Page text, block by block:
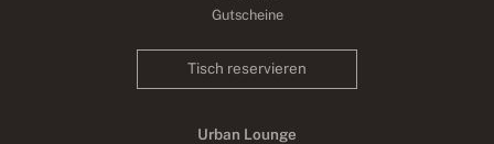
Gutscheine
Tisch reservieren
Urban Lounge